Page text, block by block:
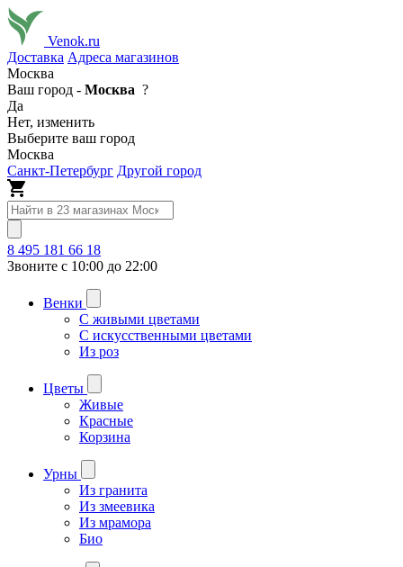
Venok.ru
Доставка Адреса магазинов
Москва
Ваш город - Москва ?
Да
Нет, изменить
Выберите ваш город
Москва
Санкт-Петербург Другой город
8 495 181 66 18
Звоните с 10:00 до 22:00
Венки
С живыми цветами
С искусственными цветами
Из роз
Цветы
Живые
Красные
Корзина
Урны
Из гранита
Из змеевика
Из мрамора
Био